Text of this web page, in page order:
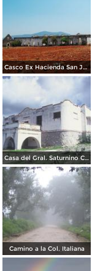
Casco Ex Hacienda San Juan del Llano
Casa del Gral. Saturnino Cedillo
Camino a la Col. Italiana